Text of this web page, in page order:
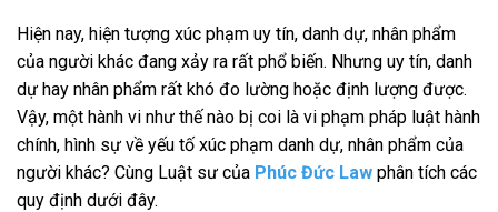
Hiện nay, hiện tượng xúc phạm uy tín, danh dự, nhân phẩm
của người khác đang xảy ra rất phổ biến. Nhưng uy tín, danh
dự hay nhân phẩm rất khó đo lường hoặc định lượng được.
Vậy, một hành vi như thế nào bị coi là vi phạm pháp luật hành
chính, hình sự về yếu tố xúc phạm danh dự, nhân phẩm của
người khác? Cùng Luật sư của Phúc Đức Law phân tích các
quy định dưới đây.